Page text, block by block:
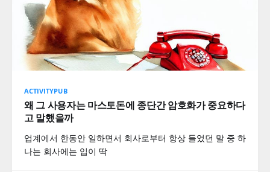
ACTIVITYPUB
왜 그 사용자는 마스토돈에 종단간 암호화가 중요하다
고 말했을까
업계에서 한동안 일하면서 회사로부터 항상 들었던 말 중 하
나는 회사에는 입이 딱